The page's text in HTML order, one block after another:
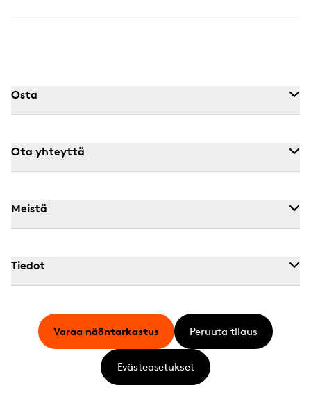
Osta
Ota yhteyttä
Meistä
Tiedot
Varaa näöntarkastus Peruuta tilaus
Evästeasetukset